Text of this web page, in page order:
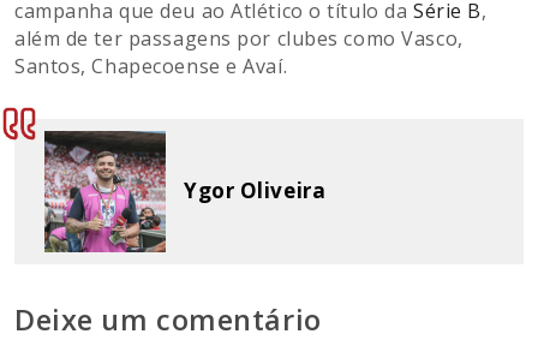
campanha que deu ao Atlético o título da Série B,
além de ter passagens por clubes como Vasco,
Santos, Chapecoense e Avaí.
Ygor Oliveira
Deixe um comentário